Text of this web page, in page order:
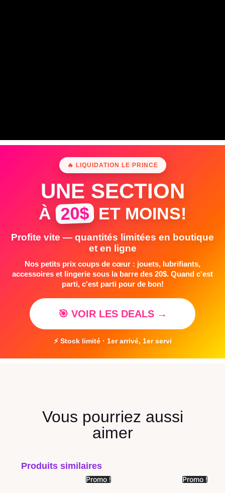
🔥 LIQUIDATION LE PRINCE
UNE SECTION
À 20$ ET MOINS!
Profite vite — quantités limitées en boutique
et en ligne
Nos petits prix coups de cœur : jouets, lubrifiants,
accessoires et lingerie sous la barre des 20$. Quand c'est
parti, c'est parti pour de bon!
🎯 VOIR LES DEALS →
⚡ Stock limité · 1er arrivé, 1er servi
Vous pourriez aussi
aimer
Produits similaires
Promo ! Promo !